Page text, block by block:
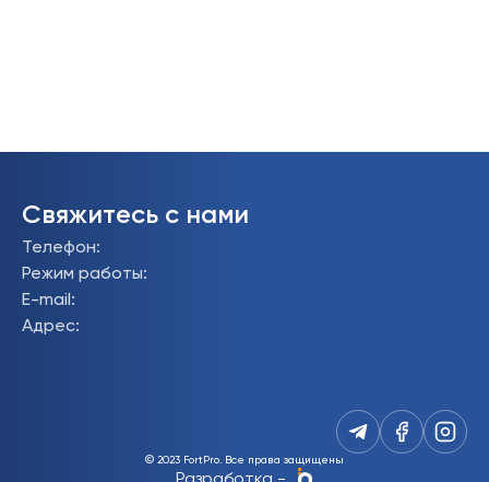
Свяжитесь с нами
Телефон:
Режим работы:
E-mail :
Адрес:
© 2023 FortPro. Все права защищены